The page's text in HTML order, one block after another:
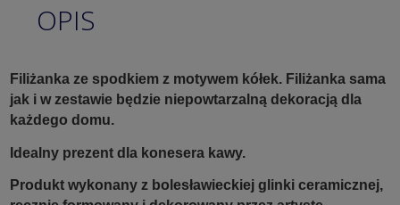
OPIS
Filiżanka ze spodkiem z motywem kółek. Filiżanka sama
jak i w zestawie będzie niepowtarzalną dekoracją dla
każdego domu.
Idealny prezent dla konesera kawy.
Produkt wykonany z bolesławieckiej glinki ceramicznej,